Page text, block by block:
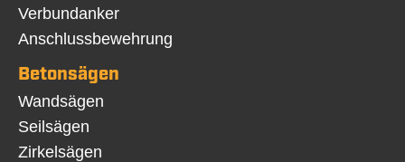
Verbundanker
Anschlussbewehrung
Betonsägen
Navigation
überspringen
Wandsägen
Seilsägen
Zirkelsägen